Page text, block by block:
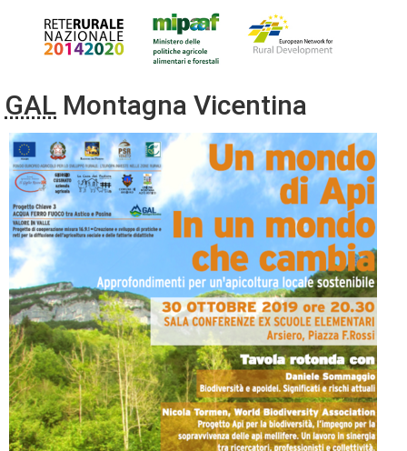
GAL Montagna Vicentina